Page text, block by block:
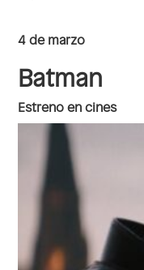
4 de marzo
Batman
Estreno en cines